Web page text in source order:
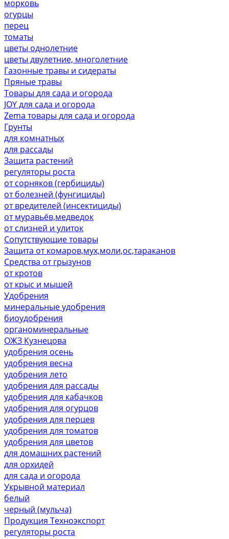
морковь
огурцы
перец
томаты
цветы однолетние
цветы двулетние, многолетние
Газонные травы и сидераты
Пряные травы
Товары для сада и огорода
JOY для сада и огорода
Zema товары для сада и огорода
Грунты
для комнатных
для рассады
Защита растений
регуляторы роста
от сорняков (гербициды)
от болезней (фунгициды)
от вредителей (инсектициды)
от муравьёв,медведок
от слизней и улиток
Сопутствующие товары
Защита от комаров,мух,моли,ос,тараканов
Средства от грызунов
от кротов
от крыс и мышей
Удобрения
минеральные удобрения
биоудобрения
органоминеральные
ОЖЗ Кузнецова
удобрения осень
удобрения весна
удобрения лето
удобрения для рассады
удобрения для кабачков
удобрения для огурцов
удобрения для перцев
удобрения для томатов
удобрения для цветов
для домашних растений
для орхидей
для сада и огорода
Укрывной материал
белый
черный (мульча)
Продукция Техноэкспорт
регуляторы роста